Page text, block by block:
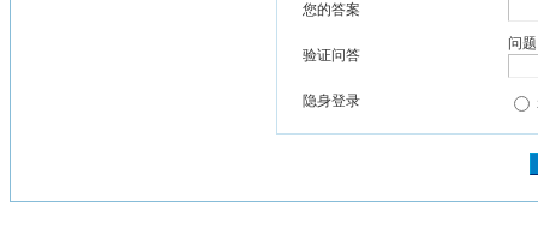
您的答案
验证问答
问
隐身登录